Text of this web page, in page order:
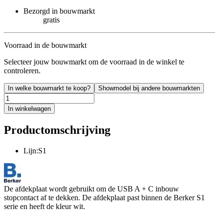
Bezorgd in bouwmarkt
gratis
Voorraad in de bouwmarkt
Selecteer jouw bouwmarkt om de voorraad in de winkel te
controleren.
In welke bouwmarkt te koop? Showmodel bij andere bouwmarkten
In winkelwagen
Productomschrijving
Lijn:S1
De afdekplaat wordt gebruikt om de USB A + C inbouw
stopcontact af te dekken. De afdekplaat past binnen de Berker S1
serie en heeft de kleur wit.